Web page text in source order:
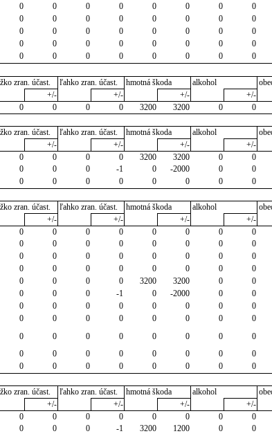
0 0 0 0 0 0 0 0
0 0 0 0 0 0 0 0
0 0 0 0 0 0 0 0
0 0 0 0 0 0 0 0
0 0 0 0 0 0 0 0
zran. účast. ľahko zran. účast. hmotná škoda alkohol
+/- +/- +/- +/-
0 0 0 0 3200 3200 0 0
zran. účast. ľahko zran. účast. hmotná škoda alkohol
+/- +/- +/- +/-
0 0 0 0 3200 3200 0 0
0 0 0 -1 0 -2000 0 0
0 0 0 0 0 0 0 0
zran. účast. ľahko zran. účast. hmotná škoda alkohol
+/- +/- +/- +/-
0 0 0 0 0 0 0 0
0 0 0 0 0 0 0 0
0 0 0 0 0 0 0 0
0 0 0 0 0 0 0 0
0 0 0 0 3200 3200 0 0
0 0 0 -1 0 -2000 0 0
0 0 0 0 0 0 0 0
0 0 0 0 0 0 0 0
0 0 0 0 0 0 0 0
0 0 0 0 0 0 0 0
0 0 0 0 0 0 0 0
zran. účast. ľahko zran. účast. hmotná škoda alkohol
+/- +/- +/- +/-
0 0 0 0 0 0 0 0
0 0 0 -1 3200 1200 0 0